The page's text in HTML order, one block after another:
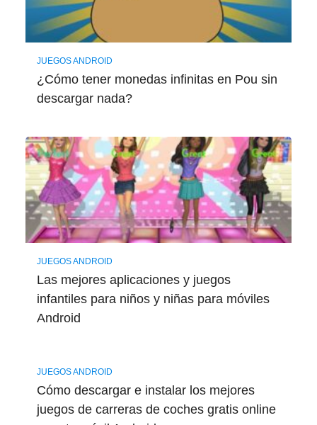
JUEGOS ANDROID
¿Cómo tener monedas infinitas en Pou sin
descargar nada?
JUEGOS ANDROID
Las mejores aplicaciones y juegos
infantiles para niños y niñas para móviles
Android
JUEGOS ANDROID
Cómo descargar e instalar los mejores
juegos de carreras de coches gratis online